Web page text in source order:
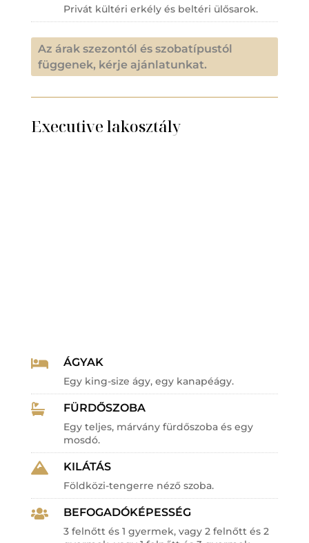
Privát kültéri erkély és beltéri ülősarok.
Az árak szezontól és szobatípustól
függenek, kérje ajánlatunkat.
Executive lakosztály
 ÁGYAK
Egy king-size ágy, egy kanapéágy.
 FÜRDŐSZOBA
Egy teljes, márvány fürdőszoba és egy
mosdó.
 KILÁTÁS
Földközi-tengerre néző szoba.
 BEFOGADÓKÉPESSÉG
3 felnőtt és 1 gyermek, vagy 2 felnőtt és 2